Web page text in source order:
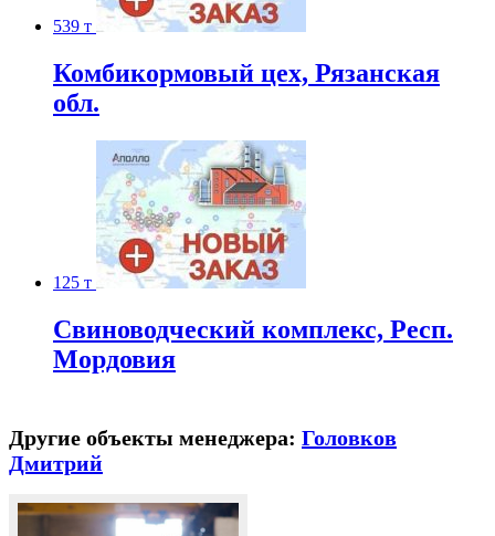
539 т
Комбикормовый цех, Рязанская
обл.
125 т
Свиноводческий комплекс, Респ.
Мордовия
Другие объекты менеджера: Головков
Дмитрий